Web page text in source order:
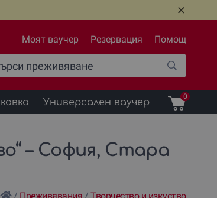
×
Моят ваучер Резервация Помощ
Универсален ваучер
0
– София, Стара